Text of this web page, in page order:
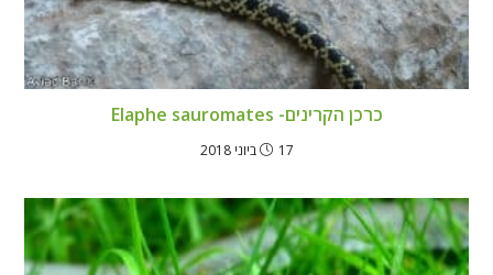
כרכן הקרינים- Elaphe sauromates
17 ביוני 2018